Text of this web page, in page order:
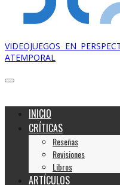
VIDEOJUEGOS EN
ATEMPORAL
INICIO
CRÍTICAS
Reseñas
Revisiones
Libros
ARTÍCULOS